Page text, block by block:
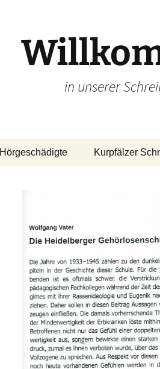
in unserer
Hörgeschädigte Kurpfälzer